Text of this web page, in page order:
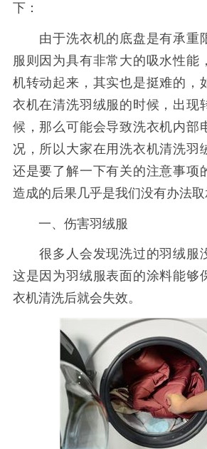
下：
由于洗衣机的底盘是有承重
服则因为具有非常大的吸水性能
机转动起来，其实也是挺难的，
衣机在清洗羽绒服的时候，出现
候，那么可能会导致洗衣机内部
况，所以大家在用洗衣机清洗羽
还是要了解一下有关的注意事项
造成的后果几乎是我们没有办法取
一、伤害羽绒服
很多人会发现洗过的羽绒服没
这是因为羽绒服表面的涂料能够
衣机清洗后就会失效。